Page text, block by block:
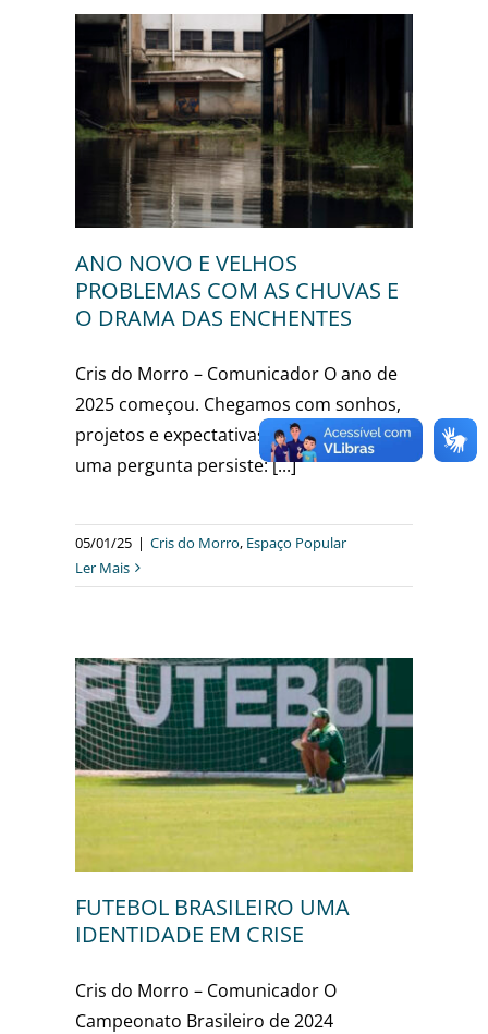
ANO NOVO E VELHOS
PROBLEMAS COM AS CHUVAS E
O DRAMA DAS ENCHENTES
Cris do Morro – Comunicador O ano de
2025 começou. Chegamos com sonhos,
projetos e expectativas. No entanto,
uma pergunta persiste: [...]
05/01/25 | Cris do Morro, Espaço Popular
Ler Mais
FUTEBOL BRASILEIRO UMA
IDENTIDADE EM CRISE
Cris do Morro – Comunicador O
Campeonato Brasileiro de 2024